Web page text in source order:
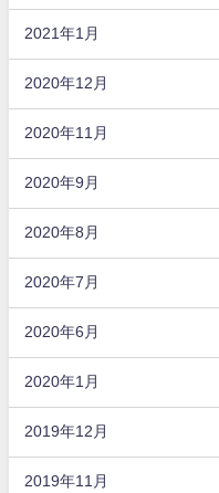
2021年1月
2020年12月
2020年11月
2020年9月
2020年8月
2020年7月
2020年6月
2020年1月
2019年12月
2019年11月